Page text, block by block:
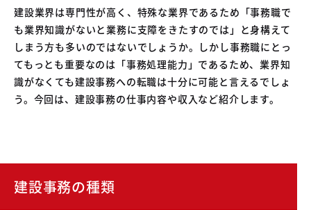
03 RELIVE
04 中古車買取販売テンペスト
05 NOJ岡山店
建設業界は専門性が高く、特殊な業界であるため「事務職で
も業界知識がないと業務に支障をきたすのでは」と身構えて
しまう方も多いのではないでしょうか。しかし事務職にとっ
てもっとも重要なのは「事務処理能力」であるため、業界知
識がなくても建設事務への転職は十分に可能と言えるでしょ
う。今回は、建設事務の仕事内容や収入など紹介します。
建設事務の種類